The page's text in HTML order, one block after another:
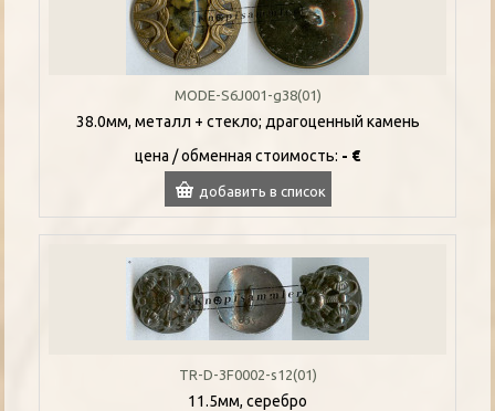
MODE-S6J001-g38(01)
38.0мм, металл + стекло; драгоценный камень
цена / oбменная стоимость: - €
добавить в список
TR-D-3F0002-s12(01)
11.5мм, серебро